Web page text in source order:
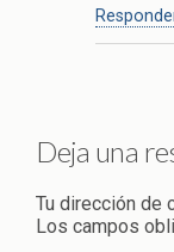
Deja una
Tu dirección de
Los campos